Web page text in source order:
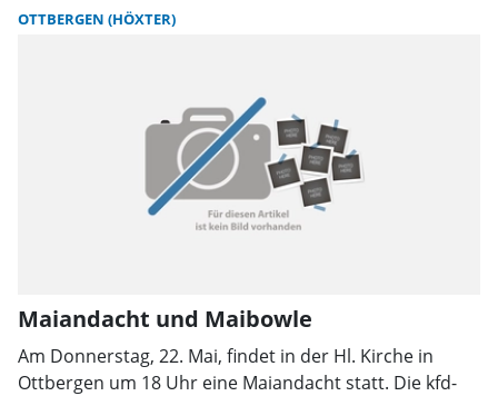
Ortsgeschichte, insbesondere die der Eisenbahn. Im
OTTBERGEN (HÖXTER)
Maiandacht und Maibowle
Am Donnerstag, 22. Mai, findet in der Hl. Kirche in
Ottbergen um 18 Uhr eine Maiandacht statt. Die kfd-